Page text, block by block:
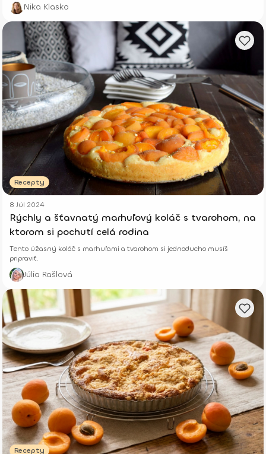
Nika Klasko
Recepty
8 Júl 2024
Rýchly a šťavnatý marhuľový koláč s tvarohom, na
ktorom si pochutí celá rodina
Tento úžasný koláč s marhuľami a tvarohom si jednoducho musíš
pripraviť.
Júlia Rašlová
Recepty